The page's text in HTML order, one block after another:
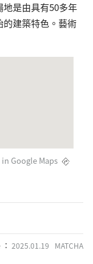
是由具有50多年
的建築特色。藝術
Google Maps
2025.01.19 MATCHA